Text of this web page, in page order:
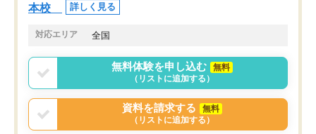
本校 詳しく見る
対応エリア 全国
無料体験を申し込む
無料
（リストに追加する）
資料を請求する
無料
（リストに追加する）